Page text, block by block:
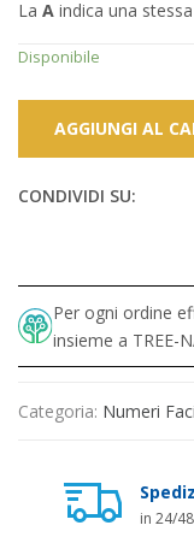
La A indica una
Disponibile
AGGIUNGI AL
CONDIVIDI SU:
Per ogni ordine
insieme a TREE-
Categoria: Numeri
in 24/